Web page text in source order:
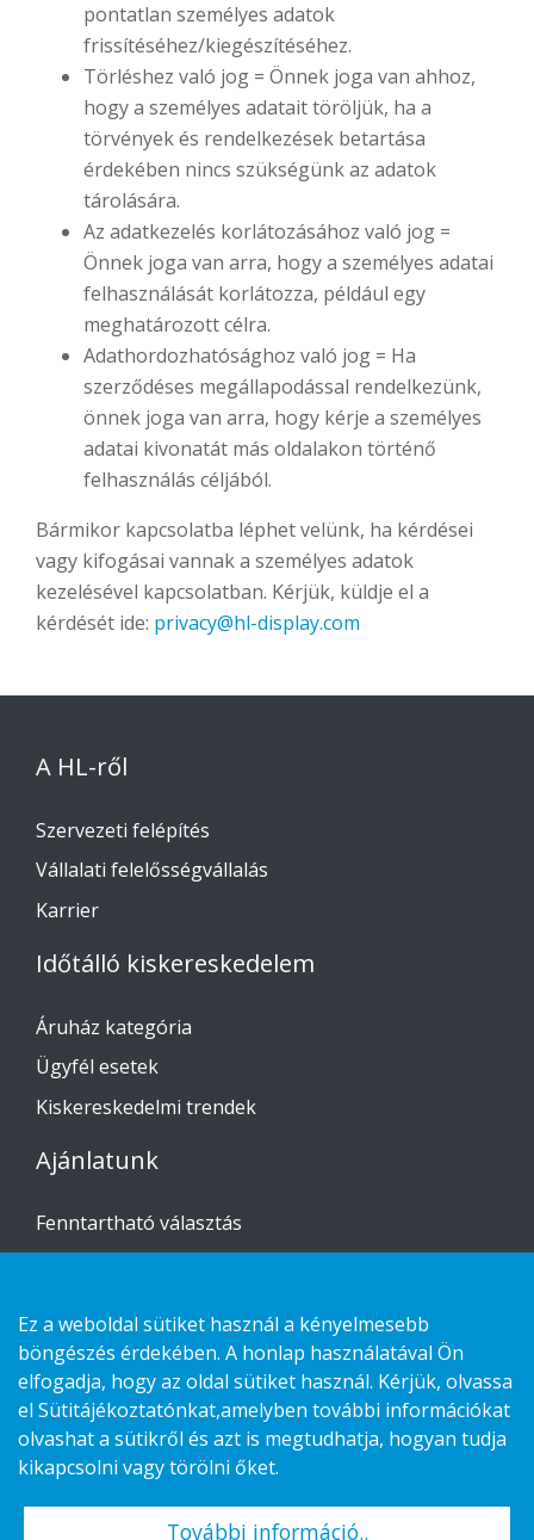
pontatlan személyes adatok
frissítéséhez/kiegészítéséhez.
Törléshez való jog = Önnek joga van ahhoz,
hogy a személyes adatait töröljük, ha a
törvények és rendelkezések betartása
érdekében nincs szükségünk az adatok
tárolására.
Az adatkezelés korlátozásához való jog =
Önnek joga van arra, hogy a személyes adatai
felhasználását korlátozza, például egy
meghatározott célra.
Adathordozhatósághoz való jog = Ha
szerződéses megállapodással rendelkezünk,
önnek joga van arra, hogy kérje a személyes
adatai kivonatát más oldalakon történő
felhasználás céljából.
Bármikor kapcsolatba léphet velünk, ha kérdései
vagy kifogásai vannak a személyes adatok
kezelésével kapcsolatban. Kérjük, küldje el a
kérdését ide: privacy@hl-display.com
A HL-ről
Szervezeti felépítés
Vállalati felelősségvállalás
Karrier
Időtálló kiskereskedelem
Áruház kategória
Ügyfél esetek
Kiskereskedelmi trendek
Ajánlatunk
Fenntartható választás
Lépjen kapcsolatba velünk
Adatvédelmi nyilatkozat
Cookies
Ez a weboldal sütiket használ a kényelmesebb
böngészés érdekében. A honlap használatával Ön
elfogadja, hogy az oldal sütiket használ. Kérjük, olvassa
el Sütitájékoztatónkat,amelyben további információkat
olvashat a sütikről és azt is megtudhatja, hogyan tudja
kikapcsolni vagy törölni őket.
További információ..